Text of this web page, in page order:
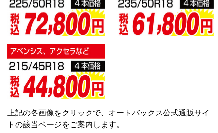
上記の各画像をクリックで、オートバックス公式通販サイ
トの該当ページをご案内します。